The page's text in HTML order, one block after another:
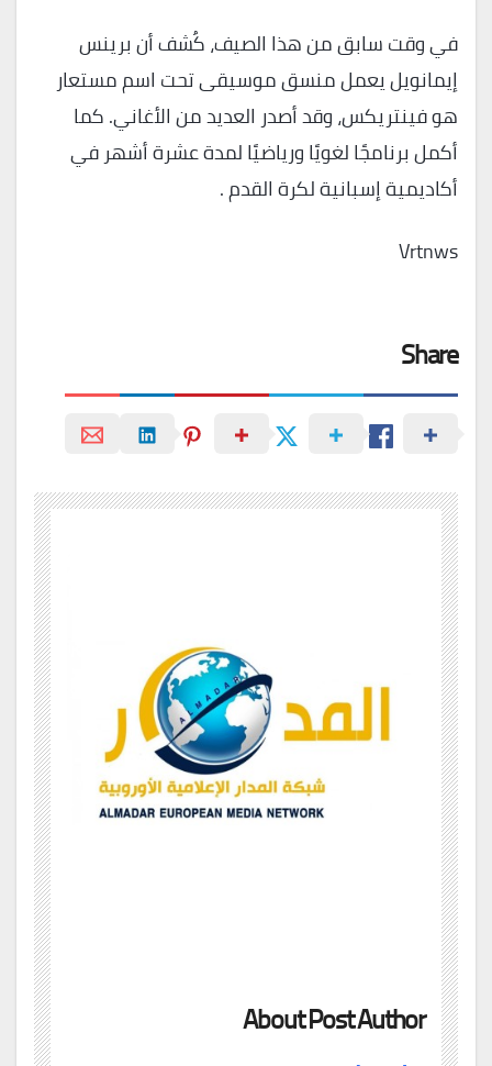
في وقت سابق من هذا الصيف، كُشف أن برينس
إيمانويل يعمل منسق موسيقى تحت اسم مستعار
هو فينتريكس، وقد أصدر العديد من الأغاني. كما
أكمل برنامجًا لغويًا ورياضيًا لمدة عشرة أشهر في
أكاديمية إسبانية لكرة القدم .
Vrtnws
Share
About Post Author